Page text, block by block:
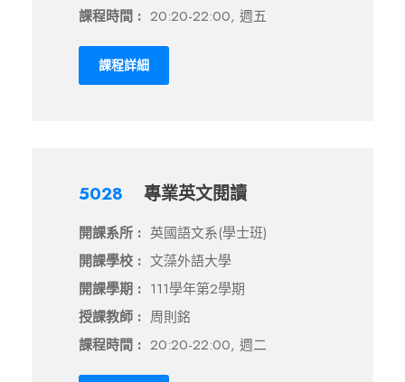
課程時間 : 20:20-22:00, 週五
課程詳細
5028 專業英文閱讀
開課系所 : 英國語文系(學士班)
開課學校 : 文藻外語大學
開課學期 : 111學年第2學期
授課教師 : 周則銘
課程時間 : 20:20-22:00, 週二